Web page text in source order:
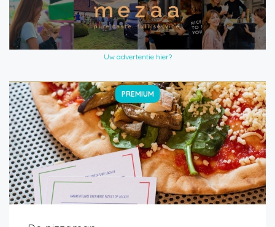
Uw advertentie hier?
PREMIUM